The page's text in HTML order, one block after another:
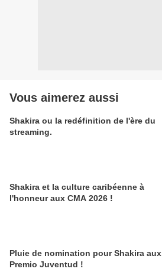
Vous aimerez aussi
Shakira ou la redéfinition de l'ère du
streaming.
Shakira et la culture caribéenne à
l'honneur aux CMA 2026 !
Pluie de nomination pour Shakira aux
Premio Juventud !